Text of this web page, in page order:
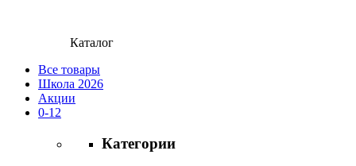
Каталог
Все товары
Школа 2026
Акции
0-12
Категории